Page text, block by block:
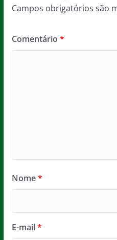
Campos obrigatórios são
Comentário *
Nome*
E-mail*